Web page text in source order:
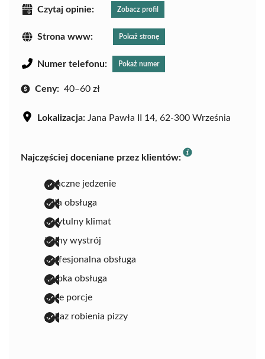
Czytaj opinie: Zobacz profil
Strona www: Pokaż stronę
Numer telefonu: Pokaż numer
Ceny: 40–60 zł
Lokalizacja: Jana Pawła II 14, 62-300 Września
Najczęściej doceniane przez klientów:
smaczne jedzenie
miła obsługa
przytulny klimat
ładny wystrój
profesjonalna obsługa
szybka obsługa
duże porcje
pokaz robienia pizzy